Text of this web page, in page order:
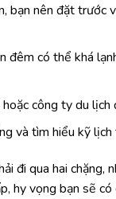
nên đặt trước
có thể khá
công ty du
và tìm hiểu kỹ
đi qua hai chặng,
hy vọng bạn sẽ